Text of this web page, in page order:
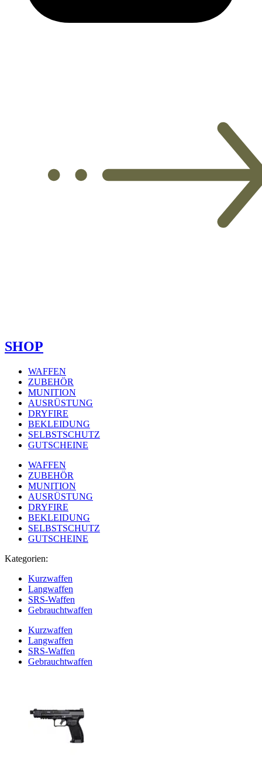
SHOP
WAFFEN
ZUBEHÖR
MUNITION
AUSRÜSTUNG
DRYFIRE
BEKLEIDUNG
SELBSTSCHUTZ
GUTSCHEINE
WAFFEN
ZUBEHÖR
MUNITION
AUSRÜSTUNG
DRYFIRE
BEKLEIDUNG
SELBSTSCHUTZ
GUTSCHEINE
Kategorien:
Kurzwaffen
Langwaffen
SRS-Waffen
Gebrauchtwaffen
Kurzwaffen
Langwaffen
SRS-Waffen
Gebrauchtwaffen